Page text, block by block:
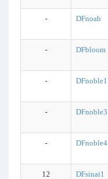
- DFnoah
- DFbloom
- DFnoble1
- DFnoble3
- DFnoble4
12 DFsinai1